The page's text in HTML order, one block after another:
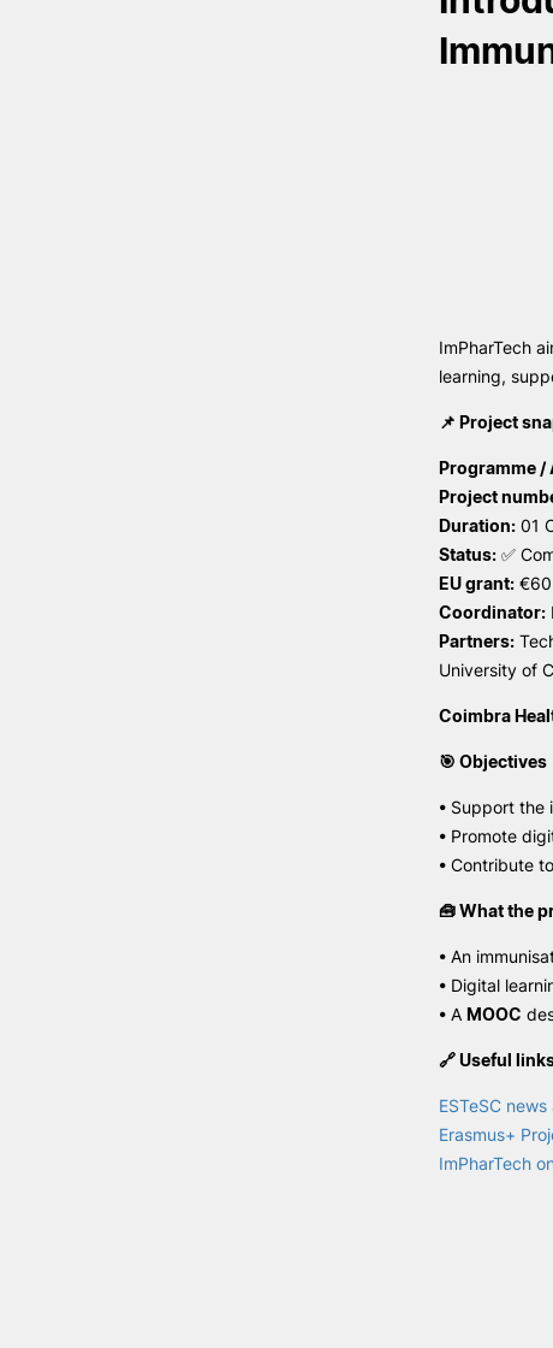
Estudante Internacional
Reconhecimento de Graus e
ImPharTech
learning,
📌 Project
Programme /
Project
Duration: 01
Status: ✅
EU grant:
Coordinator:
Partners:
University of
Coimbra
🎯 Objectives
• Support the
• Promote
• Contribute
🧰 What the
• An
• Digital
• A MOOC
🔗 Useful
ESTeSC
Erasmus+
ImPharTech